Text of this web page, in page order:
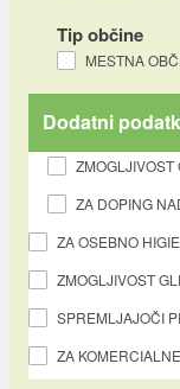
Tip občine
MESTNA
Dodatni
ZMOGLJIVOST
ZA DOPING
ZA OSEBNO
ZMOGLJIVOST
SPREMLJAJOČI
ZA